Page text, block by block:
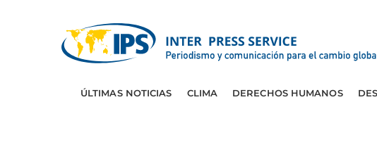
ÚLTIMAS NOTICIAS CLIMA DERECHOS HUMANOS